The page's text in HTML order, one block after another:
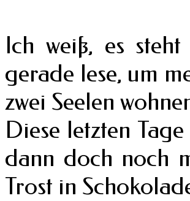
Ich weiß, es
gerade lese, um
zwei Seelen
Diese letzten
dann doch noch
Trost in